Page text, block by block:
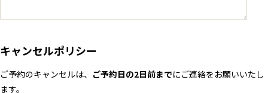
キャンセルポリシー
ご予約のキャンセルは、 ご予約日の2日前までにご連絡をお願いいたし
ます。